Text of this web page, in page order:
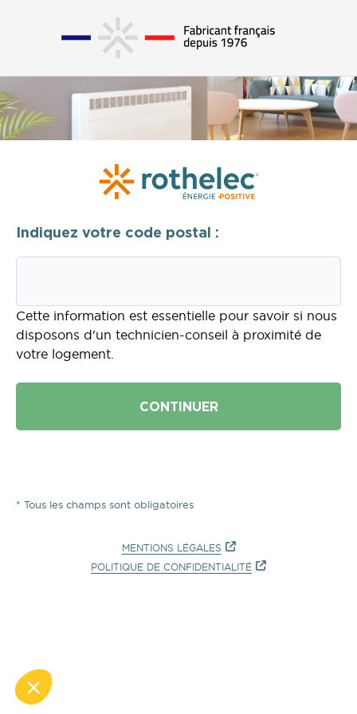
Indiquez votre code postal :
Cette information est essentielle pour savoir si nous
disposons d'un technicien-conseil à proximité de
votre logement.
* Tous les champs sont obligatoires
MENTIONS LÉGALES
POLITIQUE DE CONFIDENTIALITÉ